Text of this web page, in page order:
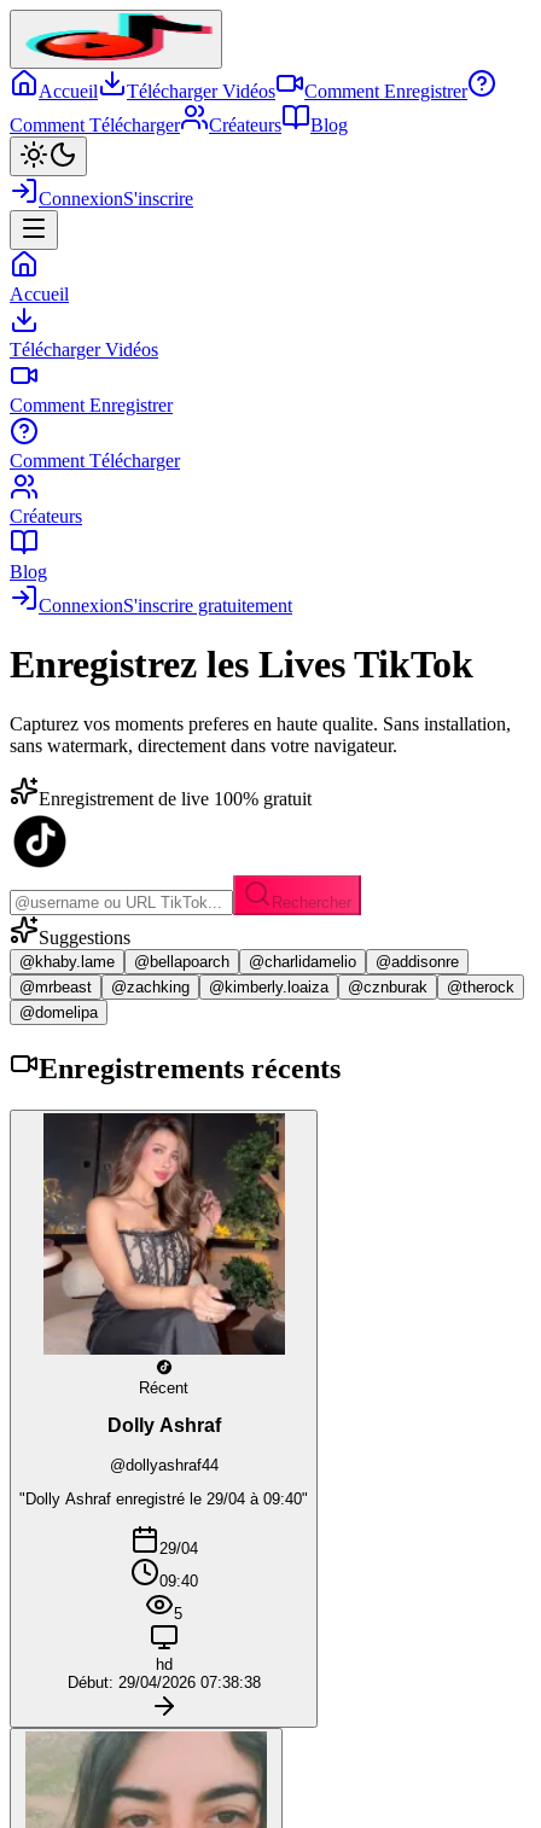
Accueil Télécharger Vidéos
Comment Enregistrer
Comment Télécharger
Créateurs Blog
ConnexionS'inscrire
Accueil
Télécharger Vidéos
Comment Enregistrer
Comment Télécharger
Créateurs
Blog
ConnexionS'inscrire gratuitement
Enregistrez les Lives TikTok
Capturez vos moments preferes en haute qualite. Sans installation,
sans watermark, directement dans votre navigateur.
Enregistrement de live 100% gratuit
Rechercher
Suggestions
@khaby.lame @bellapoarch @charlidamelio
@addisonre
@mrbeast
@zachking @kimberly.loaiza @cznburak
@therock
@domelipa
Enregistrements récents
Récent
Dolly Ashraf
@dollyashraf44
"Dolly Ashraf enregistré le 29/04 à 09:40"
29/04
09:40
5
hd
Début: 29/04/2026 07:38:38